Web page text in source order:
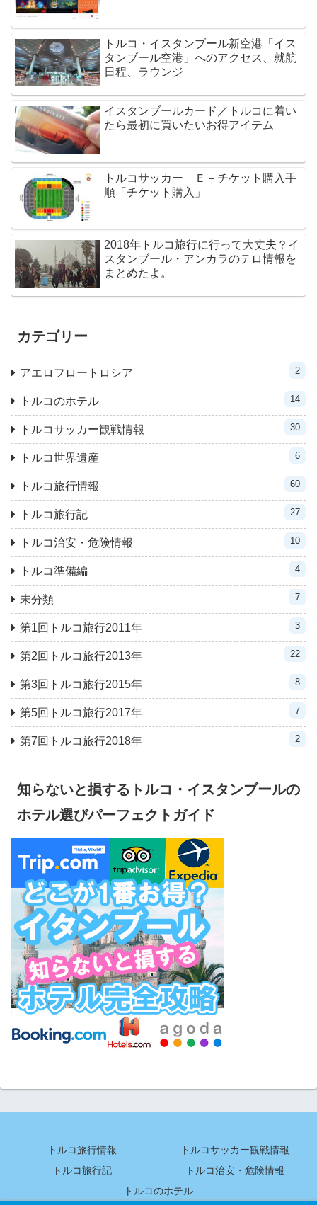
トルコ・イスタンブール新空港「イス
タンブール空港」へのアクセス、就航
日程、ラウンジ
イスタンブールカード／トルコに着い
たら最初に買いたいお得アイテム
トルコサッカー Ｅ－チケット購入手
順「チケット購入」
2018年トルコ旅行に行って大丈夫？イ
スタンブール・アンカラのテロ情報を
まとめたよ。
カテゴリー
アエロフロートロシア 2
トルコのホテル 14
トルコサッカー観戦情報 30
トルコ世界遺産 6
トルコ旅行情報 60
トルコ旅行記 27
トルコ治安・危険情報 10
トルコ準備編 4
未分類 7
第1回トルコ旅行2011年 3
第2回トルコ旅行2013年 22
第3回トルコ旅行2015年 8
第5回トルコ旅行2017年 7
第7回トルコ旅行2018年 2
知らないと損するトルコ・イスタンブールの
ホテル選びパーフェクトガイド
トルコ旅行情報
トルコサッカー観戦情報
トルコ旅行記
トルコ治安・危険情報
トルコのホテル